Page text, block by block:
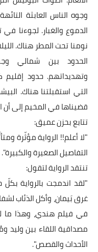
وجوه الناس العابثة
الدموع والغبار. لجوءنا
نومنا تحت المطر هناك.
الحدود بين شمالي
وتهديداتهم. حدود إقليم
التي استقبلتنا هناك.
قضيناها في المخيم إلى أن
تتابع بحزن عميق:
"لا أعلم!! الرواية مؤثّرة
التفاصيل الصغيرة والكبيرة".
تنتقد الرواية لتقول:
"لقد اندمجت بالرواية
غرق بَيمان، وأكل الذئاب
في فيلم هندي، وهذا ما
مصداقية اللقاء بين وليد
الأحداث والقصص".